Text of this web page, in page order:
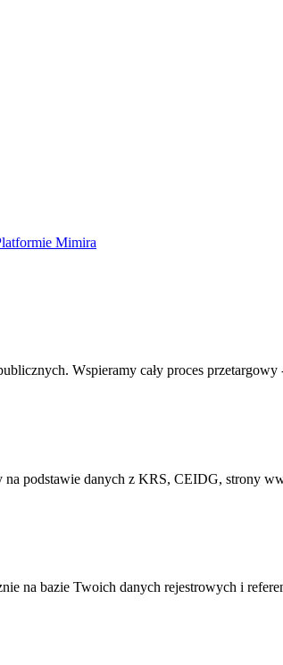
Mimira
Wspieramy cały proces
podstawie danych z KRS, CEIDG, strony
na bazie Twoich danych rejestrowych i